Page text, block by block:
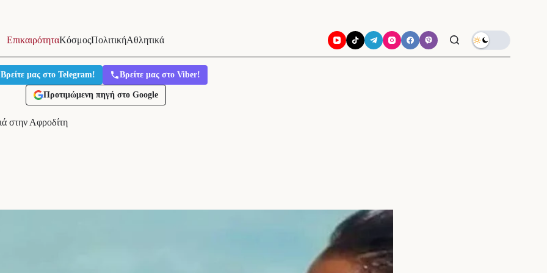
ΕπικαιρότηταΚόσμοςΠολιτικήΑθλητικά
Βρείτε μας στο Telegram! Βρείτε μας στο Viber!
Προτιμώμενη πηγή στο Google
στην Αφροδίτη